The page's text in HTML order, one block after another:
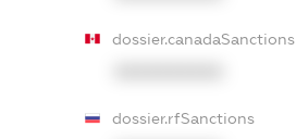
dossier.canadaSanctions
dossier.rfSanctions